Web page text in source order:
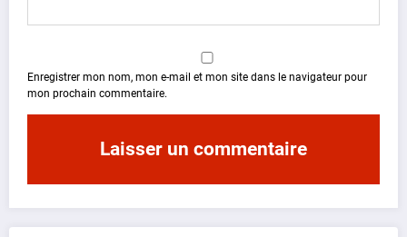
Enregistrer mon nom, mon e-mail et mon site dans le navigateur pour
mon prochain commentaire.